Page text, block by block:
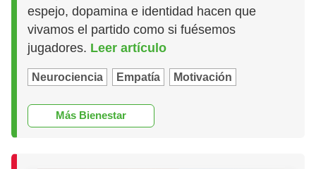
espejo, dopamina e identidad hacen que
vivamos el partido como si fuésemos
jugadores. Leer artículo
Neurociencia Empatía Motivación
Más Bienestar